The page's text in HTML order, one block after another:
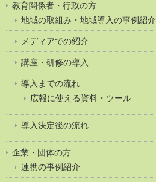
教育関係者・行政の方
地域の取組み・地域導入の事例紹介
メディアでの紹介
講座・研修の導入
導入までの流れ
広報に使える資料・ツール
導入決定後の流れ
企業・団体の方
連携の事例紹介